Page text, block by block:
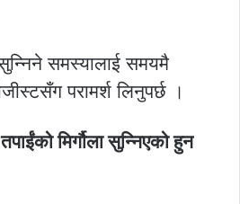
सुन्निने समस्यालाई समयमै
परामर्श लिनुपर्छ ।
मिर्गौला सुन्निएको हुन